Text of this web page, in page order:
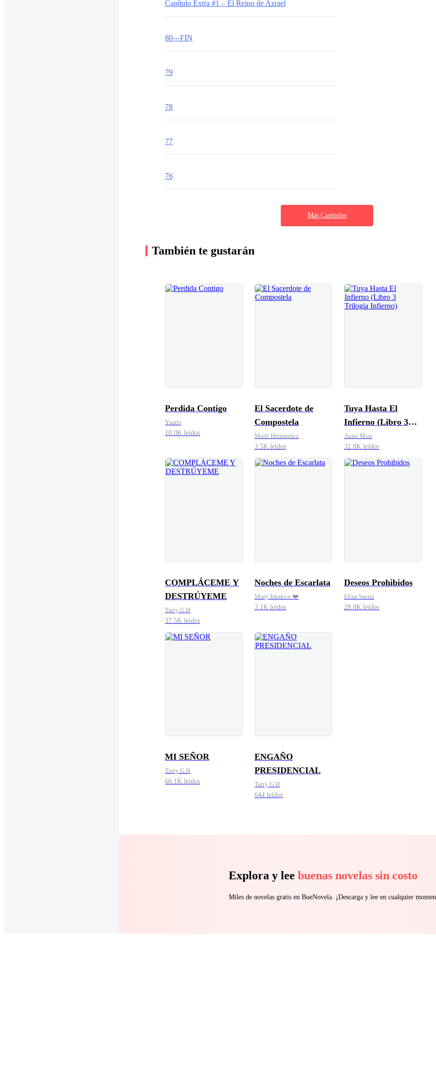
Capítulo Extra #1 – El Reino de Azrael
80---FIN
79
78
77
76
Más Capítulos
También te gustarán
Perdida Contigo
Ysaris
10.0K leídos
El Sacerdote de
Compostela
Marli Hernandez
3.5K leídos
Tuya Hasta El
Infierno (Libro 3
Trilogia Infierno)
Anne Mon
32.8K leídos
COMPLÁCEME Y
DESTRÚYEME
Tatty G.H
37.5K leídos
Noches de Escarlata
Mary Ishakov ❤️
3.1K leídos
Deseos Prohibidos
Elisa Saenz
28.8K leídos
MI SEÑOR
Tatty G.H
66.1K leídos
ENGAÑO
PRESIDENCIAL
Tatty G.H
644 leídos
Explora y lee buenas novelas sin costo
Miles de novelas gratis en BueNovela. ¡Descarga y lee en cualquier